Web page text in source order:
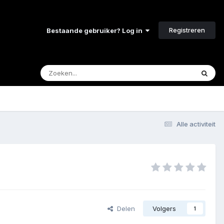
Bestaande gebruiker? Log in Registreren
Alle activiteit
Delen Volgers 1